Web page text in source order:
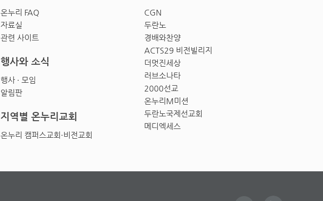
온누리 FAQ
자료실
관련 사이트
CGN
두란노
경배와찬양
ACTS29 비전빌리지
더멋진세상
러브소나타
2000선교
온누리M미션
두란노국제선교회
메디엑세스
행사와 소식
행사 · 모임
알림판
지역별 온누리교회
온누리 캠퍼스교회·비전교회